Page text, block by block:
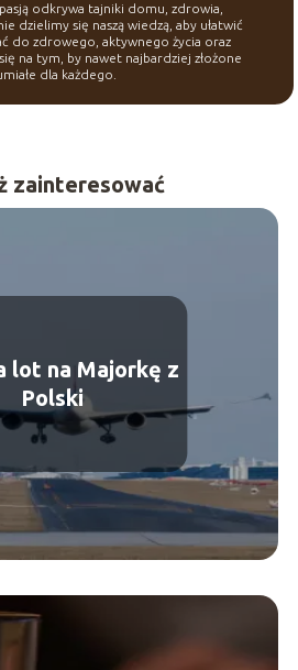
odkrywa tajniki domu, zdrowia,
dzielimy się naszą wiedzą, aby ułatwić
do zdrowego, aktywnego życia oraz
na tym, by nawet najbardziej złożone
dla każdego.
zainteresować
lot na Majorkę z
Polski